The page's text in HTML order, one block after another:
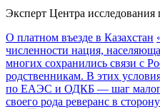
Эксперт Центра
О платном въезде в Казахстан
численности нация,
многих сохранились связи с
родственникам. В этих
по ЕАЭС и ОДКБ — шаг
своего рода реверанс в